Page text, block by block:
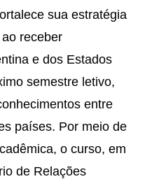
sua estratégia
receber
e dos Estados
semestre letivo,
entre
países. Por meio de
o curso, em
de Relações